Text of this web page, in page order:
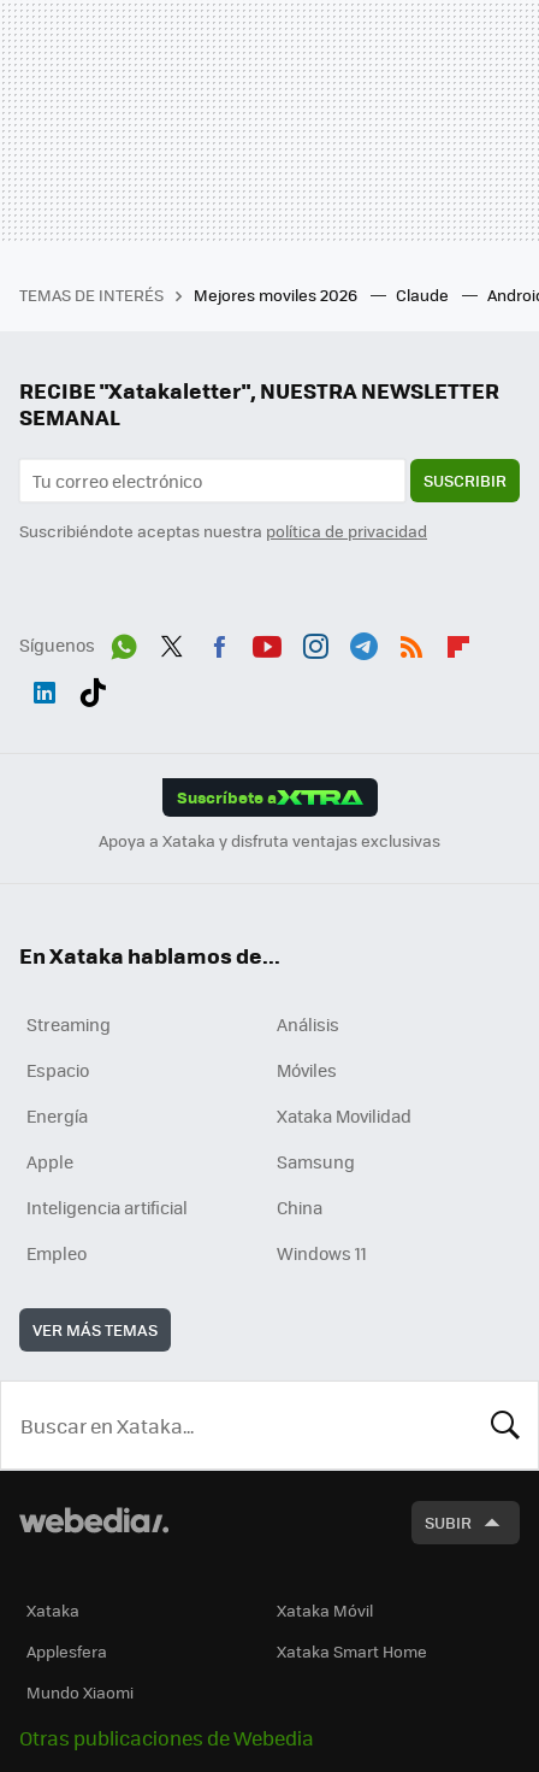
TEMAS DE INTERÉS Mejores moviles 2026 Claude
RECIBE "Xatakaletter", NUESTRA NEWSLETTER
SEMANAL
SUSCRIBIR
Suscribiéndote aceptas nuestra política de privacidad
Síguenos
Suscríbete a
Apoya a Xataka y disfruta ventajas exclusivas
En Xataka hablamos de...
Streaming
Análisis
Espacio
Móviles
Energía
Xataka Movilidad
Apple
Samsung
Inteligencia artificial
China
Empleo
Windows 11
VER MÁS TEMAS
SUBIR
Xataka
Xataka Móvil
Applesfera
Xataka Smart Home
Mundo Xiaomi
Otras publicaciones de Webedia